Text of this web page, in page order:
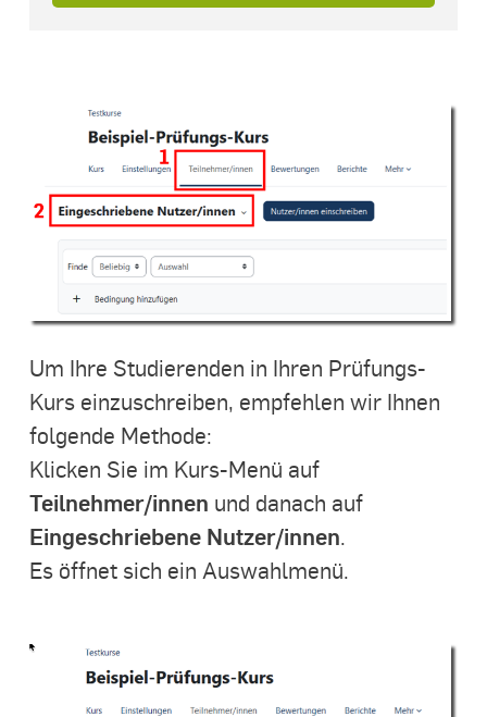
Um Ihre Studierenden in Ihren Prüfungs-
Kurs einzuschreiben, empfehlen wir Ihnen
folgende Methode:
Klicken Sie im Kurs-Menü auf
Teilnehmer/innen und danach auf
Eingeschriebene Nutzer/innen.
Es öffnet sich ein Auswahlmenü.